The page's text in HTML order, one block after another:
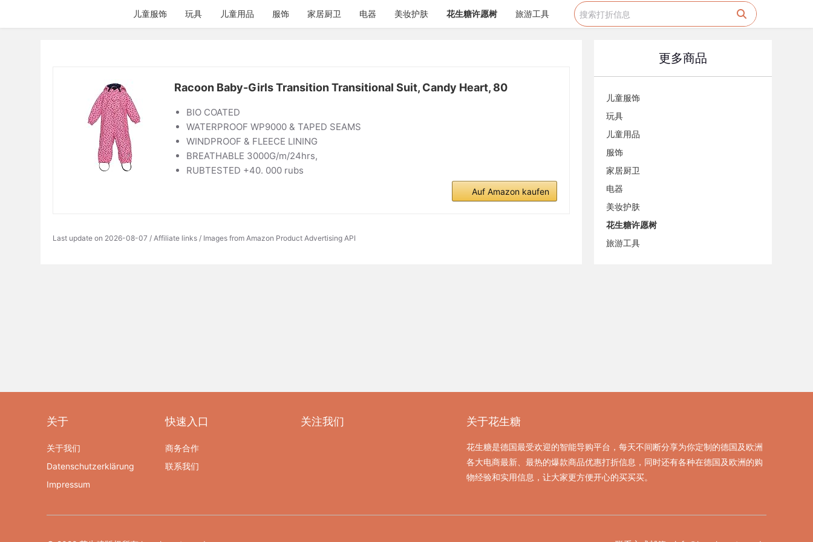
儿童服饰 玩具 儿童用品 服饰 家居厨卫 电器 美妆护肤 花生糖许愿树 旅游工具
Racoon Baby-Girls Transition Transitional Suit, Candy Heart, 80
BIO COATED
WATERPROOF WP9000 & TAPED SEAMS
WINDPROOF & FLEECE LINING
BREATHABLE 3000G/m/24hrs,
RUBTESTED +40. 000 rubs
Auf Amazon kaufen
Last update on 2026-08-07 / Affiliate links / Images from Amazon Product Advertising API
更多商品
儿童服饰
玩具
儿童用品
服饰
家居厨卫
电器
美妆护肤
花生糖许愿树
旅游工具
关于
关于我们
Datenschutzerklärung
Impressum
快速入口
商务合作
联系我们
关注我们 关于花生糖
花生糖是德国最受欢迎的智能导购平台，每天不间断分享为你定制的德国及欧洲
各大电商最新、最热的爆款商品优惠打折信息，同时还有各种在德国及欧洲的购
物经验和实用信息，让大家更方便开心的买买买。